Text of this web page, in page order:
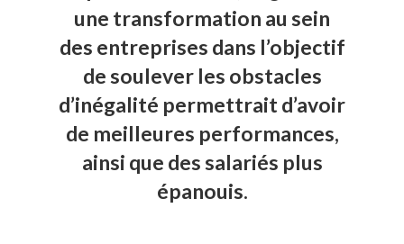
une transformation au sein
des entreprises dans l’objectif
de soulever les obstacles
d’inégalité permettrait d’avoir
de meilleures performances,
ainsi que des salariés plus
épanouis.